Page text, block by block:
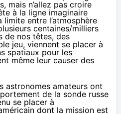
mais n’allez pas croire
à la ligne imaginaire
entre l’atmosphère
centaines/milliers
de nos têtes, des
jeu, viennent se placer à
spatiaux pour les
même leur causer des
astronomes amateurs ont
de la sonde russe
se placer à
dont la mission est